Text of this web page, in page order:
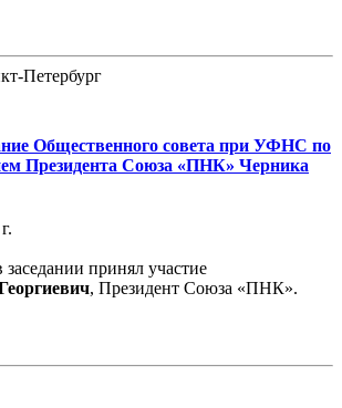
Петербург
Общественного совета при УФНС по
Президента Союза «ПНК» Черника
принял участие
, Президент Союза «ПНК».